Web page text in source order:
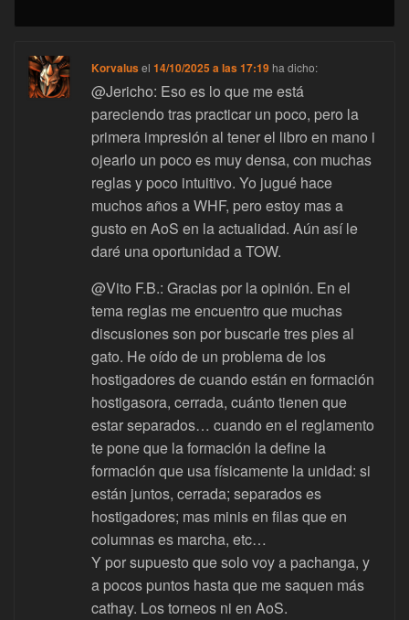
Korvalus el14/10/2025 a las 17:19 ha dicho:
@Jericho: Eso es lo que me está
pareciendo tras practicar un poco, pero la
primera impresión al tener el libro en mano i
ojearlo un poco es muy densa, con muchas
reglas y poco intuitivo. Yo jugué hace
muchos años a WHF, pero estoy mas a
gusto en AoS en la actualidad. Aún así le
daré una oportunidad a TOW.
@Vito F.B.: Gracias por la opinión. En el
tema reglas me encuentro que muchas
discusiones son por buscarle tres pies al
gato. He oído de un problema de los
hostigadores de cuando están en formación
hostigasora, cerrada, cuánto tienen que
estar separados… cuando en el reglamento
te pone que la formación la define la
formación que usa físicamente la unidad: si
están juntos, cerrada; separados es
hostigadores; mas minis en filas que en
columnas es marcha, etc…
Y por supuesto que solo voy a pachanga, y
a pocos puntos hasta que me saquen más
cathay. Los torneos ni en AoS.